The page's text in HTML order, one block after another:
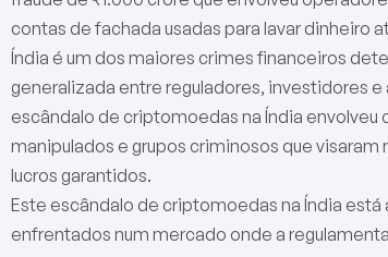
contas de fachada usadas para lavar dinheiro
Índia é um dos maiores crimes financeiros
generalizada entre reguladores, investidores
escândalo de criptomoedas na Índia
manipulados e grupos criminosos que
lucros garantidos.
Este escândalo de criptomoedas na Índia
enfrentados num mercado onde a